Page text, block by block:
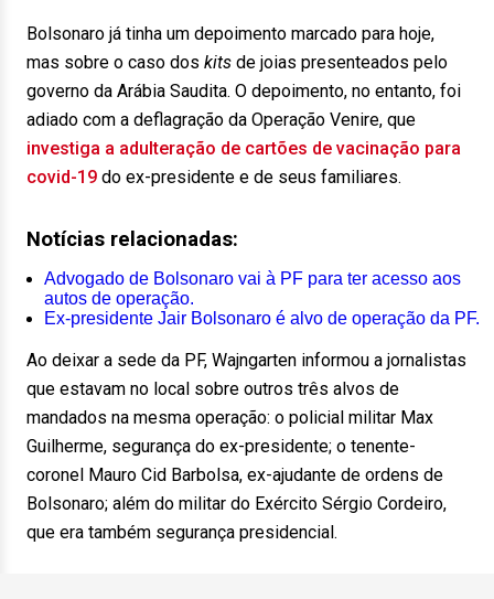
Bolsonaro já tinha um depoimento marcado para hoje,
mas sobre o caso dos kits de joias presenteados pelo
governo da Arábia Saudita. O depoimento, no entanto, foi
adiado com a deflagração da Operação Venire, que
investiga a adulteração de cartões de vacinação para
covid-19 do ex-presidente e de seus familiares.
Notícias relacionadas:
Advogado de Bolsonaro vai à PF para ter acesso aos
autos de operação.
Ex-presidente Jair Bolsonaro é alvo de operação da PF.
Ao deixar a sede da PF, Wajngarten informou a jornalistas
que estavam no local sobre outros três alvos de
mandados na mesma operação: o policial militar Max
Guilherme, segurança do ex-presidente; o tenente-
coronel Mauro Cid Barbolsa, ex-ajudante de ordens de
Bolsonaro; além do militar do Exército Sérgio Cordeiro,
que era também segurança presidencial.